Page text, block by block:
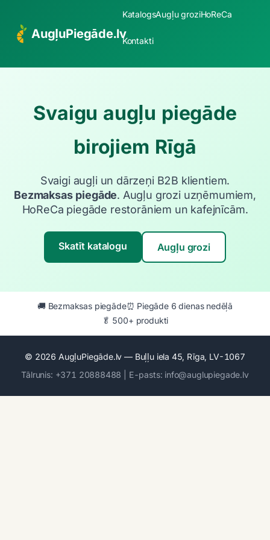
AugļuPiegāde.lv
KatalogsAugļu groziHoReCa
Kontakti
Svaigu augļu piegāde
birojiem Rīgā
Svaigi augļi un dārzeņi B2B klientiem.
Bezmaksas piegāde. Augļu grozi uzņēmumiem,
HoReCa piegāde restorāniem un kafejnīcām.
Skatīt katalogu Augļu grozi
🚚 Bezmaksas piegāde⏰ Piegāde 6 dienas nedēļā
🥬 500+ produkti
© 2026 AugļuPiegāde.lv — Buļļu iela 45, Rīga, LV-1067
Tālrunis: +371 20888488 | E-pasts: info@auglupiegade.lv